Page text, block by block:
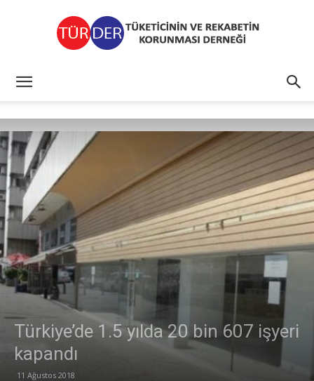
Türkiye’de 1.5 yılda 20 bin 607 işyeri
kapandı
11 Ağustos 2018